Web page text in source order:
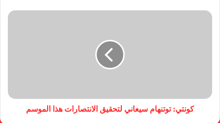
كونتي: توتنهام سيعاني لتحقيق الانتصارات هذا الموسم